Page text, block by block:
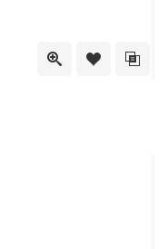
Quick ViewToevoegen